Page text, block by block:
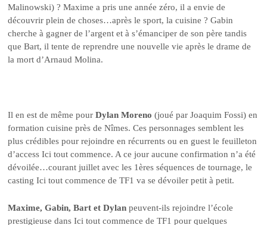
Malinowski) ? Maxime a pris une année zéro, il a envie de
découvrir plein de choses…après le sport, la cuisine ? Gabin
cherche à gagner de l’argent et à s’émanciper de son père tandis
que Bart, il tente de reprendre une nouvelle vie après le drame de
la mort d’Arnaud Molina.
Il en est de même pourDylan Moreno (joué par Joaquim Fossi) en
formation cuisine près de Nîmes. Ces personnages semblent les
plus crédibles pour rejoindre en récurrents ou en guest le feuilleton
d’access Ici tout commence. A ce jour aucune confirmation n’a été
dévoilée…courant juillet avec les 1ères séquences de tournage, le
casting Ici tout commence de TF1 va se dévoiler petit à petit.
Maxime, Gabin, Bart et Dylan peuvent-ils rejoindre l’école
prestigieuse dans Ici tout commence de TF1 pour quelques